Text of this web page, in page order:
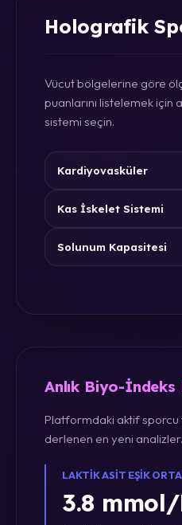
Holografik
Vücut bölgelerine göre
puanlarını listelemek için
sistemi seçin.
Kardiyovasküler
Kas İskelet Sistemi
Solunum Kapasitesi
Anlık Biyo-İndeks
Platformdaki aktif
derlenen en yeni analizler.
LAKTIK ASIT EŞIK
3.8